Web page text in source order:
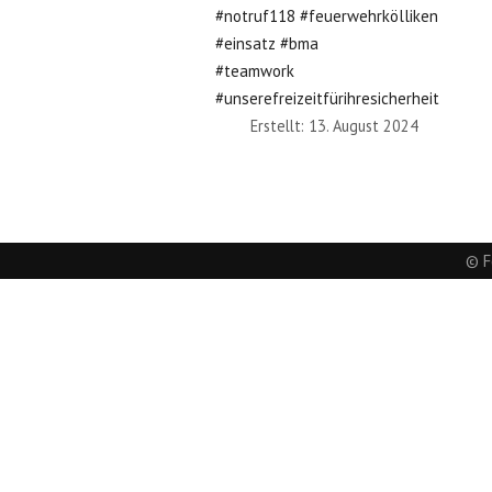
#notruf118 #feuerwehrkölliken
#einsatz #bma
#teamwork
#unserefreizeitfürihresicherheit
Erstellt: 13. August 2024
©